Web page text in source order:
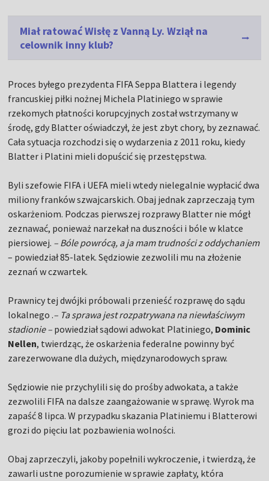
Miał ratować Wisłę z Vanną Ly. Wziął na
celownik inny klub?
Proces byłego prezydenta FIFA Seppa Blattera i legendy
francuskiej piłki nożnej Michela Platiniego w sprawie
rzekomych płatności korupcyjnych został wstrzymany w
środę, gdy Blatter oświadczył, że jest zbyt chory, by zeznawać.
Cała sytuacja rozchodzi się o wydarzenia z 2011 roku, kiedy
Blatter i Platini mieli dopuścić się przestępstwa.
Byli szefowie FIFA i UEFA mieli wtedy nielegalnie wypłacić dwa
miliony franków szwajcarskich. Obaj jednak zaprzeczają tym
oskarżeniom. Podczas pierwszej rozprawy Blatter nie mógł
zeznawać, ponieważ narzekał na duszności i bóle w klatce
piersiowej. – Bóle powrócą, a ja mam trudności z oddychaniem
– powiedział 85-latek. Sędziowie zezwolili mu na złożenie
zeznań w czwartek.
Prawnicy tej dwójki próbowali przenieść rozprawę do sądu
lokalnego .– Ta sprawa jest rozpatrywana na niewłaściwym
stadionie – powiedział sądowi adwokat Platiniego, Dominic
Nellen, twierdząc, że oskarżenia federalne powinny być
zarezerwowane dla dużych, międzynarodowych spraw.
Sędziowie nie przychylili się do prośby adwokata, a także
zezwolili FIFA na dalsze zaangażowanie w sprawę. Wyrok ma
zapaść 8 lipca. W przypadku skazania Platiniemu i Blatterowi
grozi do pięciu lat pozbawienia wolności.
Obaj zaprzeczyli, jakoby popełnili wykroczenie, i twierdzą, że
zawarli ustne porozumienie w sprawie zapłaty, która